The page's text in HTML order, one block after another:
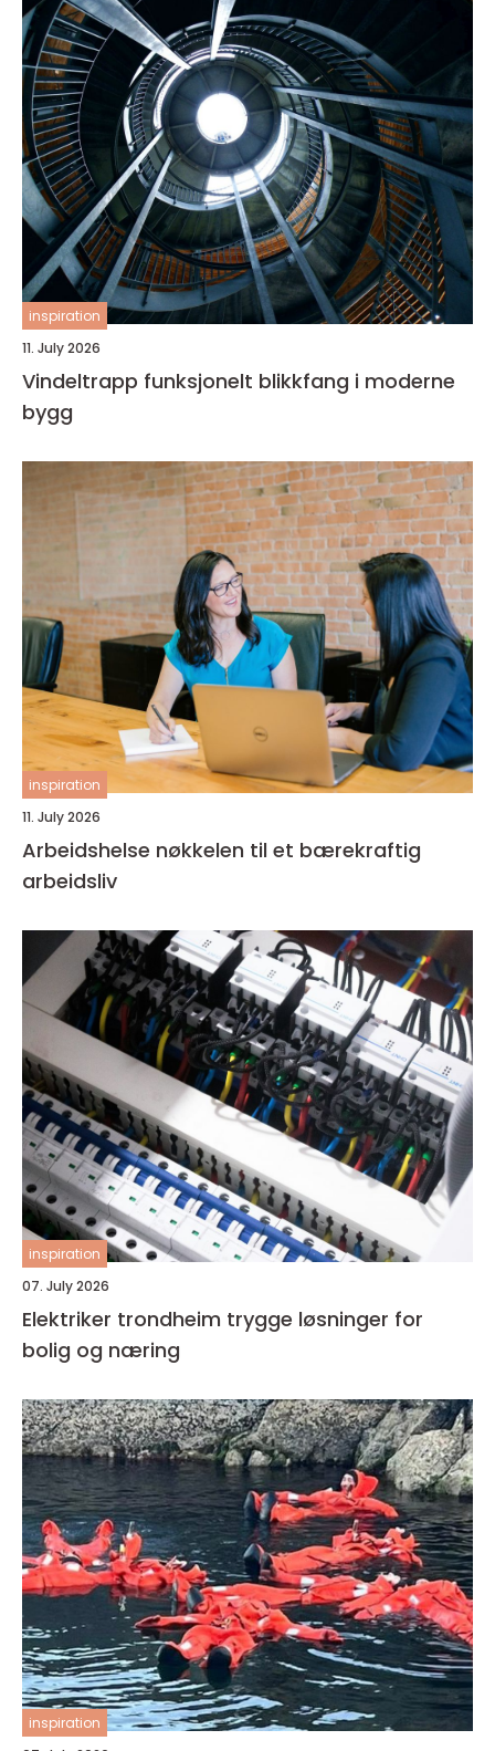
inspiration
11. July 2026
Vindeltrapp funksjonelt blikkfang i moderne
bygg
inspiration
11. July 2026
Arbeidshelse nøkkelen til et bærekraftig
arbeidsliv
inspiration
07. July 2026
Elektriker trondheim trygge løsninger for
bolig og næring
inspiration